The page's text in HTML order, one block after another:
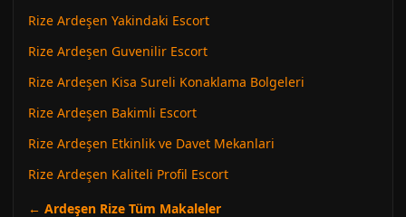
Rize Ardeşen Yakindaki Escort
Rize Ardeşen Guvenilir Escort
Rize Ardeşen Kisa Sureli Konaklama Bolgeleri
Rize Ardeşen Bakimli Escort
Rize Ardeşen Etkinlik ve Davet Mekanlari
Rize Ardeşen Kaliteli Profil Escort
← Ardeşen Rize Tüm Makaleler